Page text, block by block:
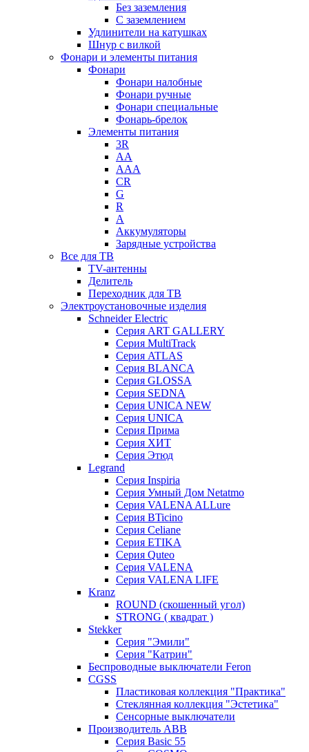
Без заземления
С заземлением
Удлинители на катушках
Шнур с вилкой
Фонари и элементы питания
Фонари
Фонари налобные
Фонари ручные
Фонари специальные
Фонарь-брелок
Элементы питания
3R
AA
AAA
CR
G
R
А
Аккумуляторы
Зарядные устройства
Все для ТВ
TV-антенны
Делитель
Переходник для ТВ
Электроустановочные изделия
Schneider Electric
Серия ART GALLERY
Серия MultiTrack
Серия ATLAS
Серия BLANCA
Серия GLOSSA
Серия SEDNA
Серия UNICA NEW
Серия UNICA
Серия Прима
Серия ХИТ
Серия Этюд
Legrand
Серия Inspiria
Серия Умный Дом Netatmo
Серия VALENA ALLure
Серия BTicino
Серия Celiane
Серия ETIKA
Серия Quteo
Серия VALENA
Серия VALENA LIFE
Kranz
ROUND (скошенный угол)
STRONG ( квадрат )
Stekker
Серия "Эмили"
Серия "Катрин"
Беспроводные выключатели Feron
CGSS
Пластиковая коллекция "Практика"
Стеклянная коллекция "Эстетика"
Сенсорные выключатели
Производитель ABB
Серия Basic 55